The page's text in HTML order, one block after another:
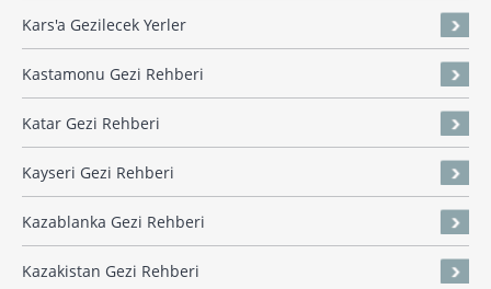
Kars'a Gezilecek Yerler
Kastamonu Gezi Rehberi
Katar Gezi Rehberi
Kayseri Gezi Rehberi
Kazablanka Gezi Rehberi
Kazakistan Gezi Rehberi